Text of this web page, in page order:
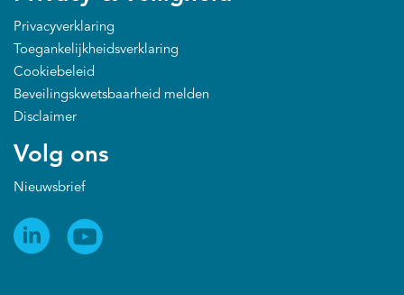
Privacyverklaring
Toegankelijkheidsverklaring
Cookiebeleid
Beveilingskwetsbaarheid melden
Disclaimer
Volg ons
Nieuwsbrief